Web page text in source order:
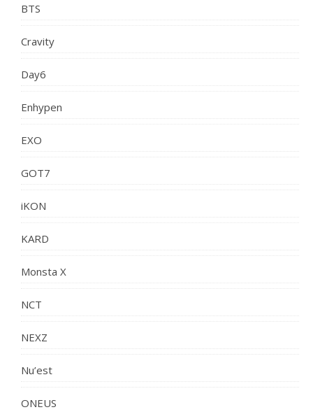
BTS
Cravity
Day6
Enhypen
EXO
GOT7
iKON
KARD
Monsta X
NCT
NEXZ
Nu’est
ONEUS